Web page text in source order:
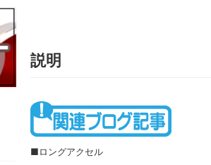
説明
■ロングアクセル